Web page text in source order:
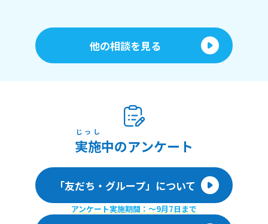
他の相談を見る
実施
じっし
中のアンケート
「友だち・グループ」について
アンケート実施期間：〜9月7日まで